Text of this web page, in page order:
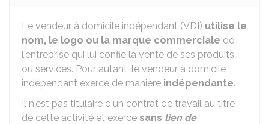
Le vendeur à domicile indépendant (VDI) utilise le
nom, le logo ou la marque commerciale de
l'entreprise qui lui confie la vente de ses produits
ou services. Pour autant, le vendeur à domicile
indépendant exerce de manière indépendante.
Il n'est pas titulaire d'un contrat de travail au titre
de cette activité et exerce sans lien de